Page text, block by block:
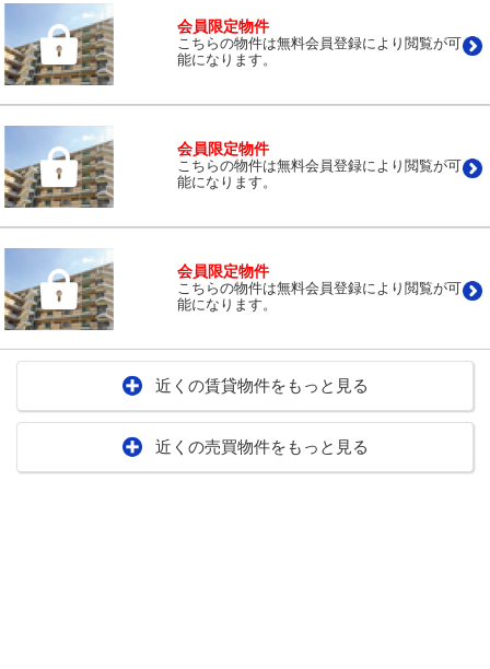
会員限定物件
こちらの物件は無料会員登録により閲覧が可
能になります。
会員限定物件
こちらの物件は無料会員登録により閲覧が可
能になります。
会員限定物件
こちらの物件は無料会員登録により閲覧が可
能になります。
近くの賃貸物件をもっと見る
近くの売買物件をもっと見る